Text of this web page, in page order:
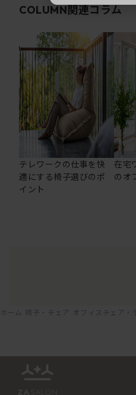
COLUMN関連コラム
テレワークの仕事を快
適にする椅子選びのポ
イント
在宅
のオ
ホーム 椅子・チェア オフィスチェア・